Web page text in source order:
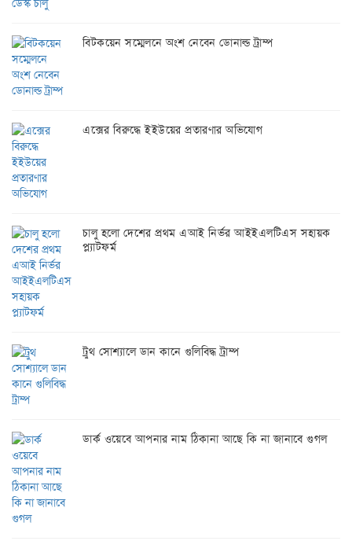
বিটকয়েন সম্মেলনে অংশ নেবেন ডোনাল্ড ট্রাম্প
এক্সের বিরুদ্ধে ইইউয়ের প্রতারণার অভিযোগ
চালু হলো দেশের প্রথম এআই নির্ভর আইইএলটিএস সহায়ক
প্ল্যাটফর্ম
ট্রুথ সোশ্যালে ডান কানে গুলিবিদ্ধ ট্রাম্প
ডার্ক ওয়েবে আপনার নাম ঠিকানা আছে কি না জানাবে গুগল